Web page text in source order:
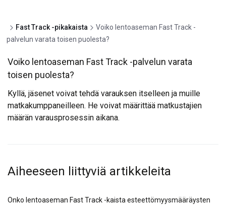
Fast Track -pikakaista
Voiko lentoaseman Fast Track -
palvelun varata toisen puolesta?
Voiko lentoaseman Fast Track -palvelun varata
toisen puolesta?
Kyllä, jäsenet voivat tehdä varauksen itselleen ja muille
matkakumppaneilleen. He voivat määrittää matkustajien
määrän varausprosessin aikana.
Aiheeseen liittyviä artikkeleita
Onko lentoaseman Fast Track -kaista esteettömyysmääräysten